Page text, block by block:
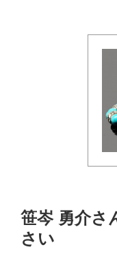
笹岑 勇介さ
さい